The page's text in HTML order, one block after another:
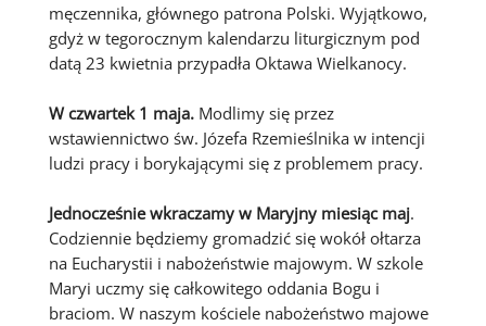
męczennika, głównego patrona Polski. Wyjątkowo,
gdyż w tegorocznym kalendarzu liturgicznym pod
datą 23 kwietnia przypadła Oktawa Wielkanocy.
W czwartek 1 maja.Modlimy się przez
wstawiennictwo św. Józefa Rzemieślnika w intencji
ludzi pracy i borykającymi się z problemem pracy.
Jednocześnie wkraczamy w Maryjny miesiąc maj.
Codziennie będziemy gromadzić się wokół ołtarza
na Eucharystii i nabożeństwie majowym. W szkole
Maryi uczmy się całkowitego oddania Bogu i
braciom. W naszym kościele nabożeństwo majowe